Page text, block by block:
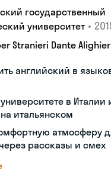
государственный
университет •
Stranieri Dante
английский в
в Италии
итальянском
атмосферу
рассказы и смех